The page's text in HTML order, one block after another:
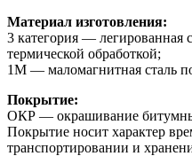
Материал изготовления:
3 категория — легированная
термической обработкой;
1М — маломагнитная сталь
Покрытие:
ОКР — окрашивание
Покрытие носит характер
транспортировании и